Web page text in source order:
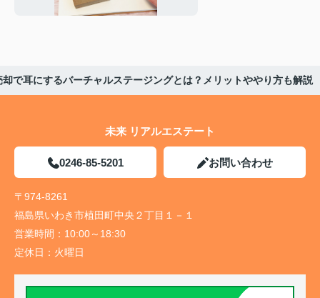
却で耳にするバーチャルステージングとは？メリットややり方も解説
未来 リアルエステート
0246-85-5201 お問い合わせ
〒974-8261
福島県いわき市植田町中央２丁目１－１
営業時間： 10:00～18:30
定休日： 火曜日